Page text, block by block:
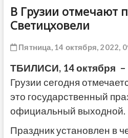
В Грузии отмечают
Светицховели
Пятница, 14 октября, 2022,
ТБИЛИСИ, 14 октября –
Грузии сегодня
это государственный
официальный выходной.
Праздник установлен в